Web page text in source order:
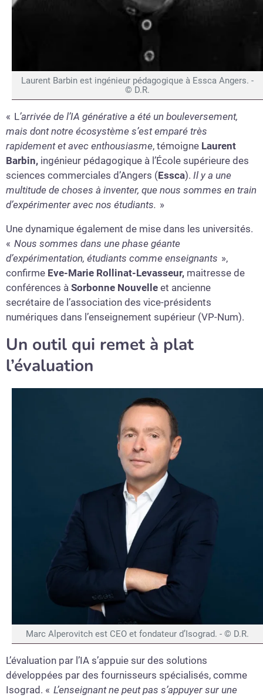
Laurent Barbin est ingénieur pédagogique à Essca Angers. -
© D.R.
« L’arrivée de l’IA générative a été un bouleversement,
mais dont notre écosystème s’est emparé très
rapidement et avec enthousiasme, témoigne Laurent
Barbin, ingénieur pédagogique à l’École supérieure des
sciences commerciales d’Angers (Essca). Il y a une
multitude de choses à inventer, que nous sommes en train
d’expérimenter avec nos étudiants. »
Une dynamique également de mise dans les universités.
« Nous sommes dans une phase géante
d’expérimentation, étudiants comme enseignants »,
confirme Eve-Marie Rollinat-Levasseur, maitresse de
conférences à Sorbonne Nouvelle et ancienne
secrétaire de l’association des vice-présidents
numériques dans l’enseignement supérieur (VP-Num).
Un outil qui remet à plat
l’évaluation
Marc Alperovitch est CEO et fondateur d’Isograd. - © D.R.
L’évaluation par l’IA s’appuie sur des solutions
développées par des fournisseurs spécialisés, comme
Isograd. « L’enseignant ne peut pas s’appuyer sur une